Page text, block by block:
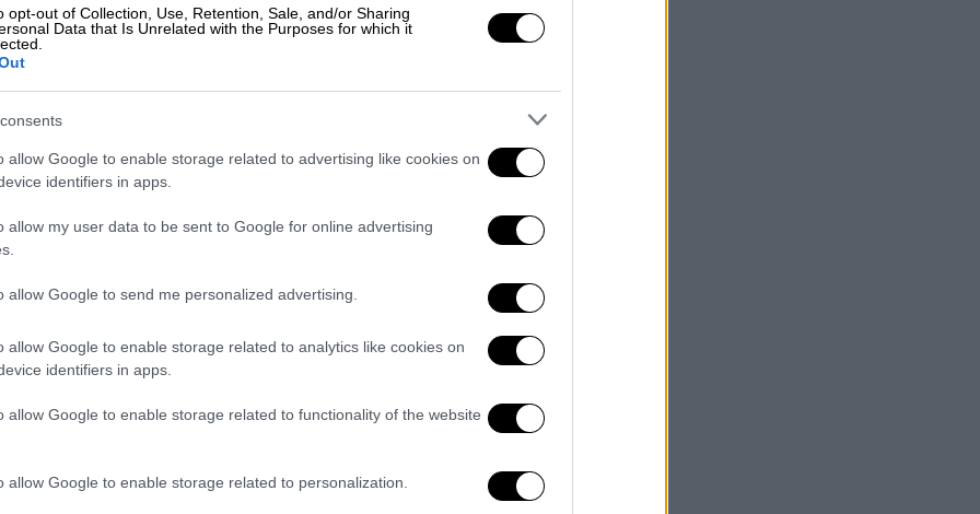
opt-out of Collection, Use, Retention, Sale, and/or Sharing
Data that Is Unrelated with the Purposes for which it
allow Google to enable storage related to advertising like cookies on
identifiers in apps.
allow my user data to be sent to Google for online advertising
allow Google to send me personalized advertising.
allow Google to enable storage related to analytics like cookies on
identifiers in apps.
allow Google to enable storage related to functionality of the website
allow Google to enable storage related to personalization.
να φύγουμε από την ουσία» του
η Ευρωπαία Εισαγγελέας, και πρόσθεσε:
διαφθοράς», κάνοντας λόγο για
χαρακτηρίζουν το σκάνδαλο του
εξουσίας και η απάτη αποτελούν
νομοθεσίας, στέλνοντας μήνυμα
τις εξυπηρετήσεις ψηφοφόρων και
Κανείς δεν μπορεί να με πείσει ότι
ενός πολιτικού
σύμφωνα με την ελληνική νομοθεσία «αν
τα χρήματα και μένει